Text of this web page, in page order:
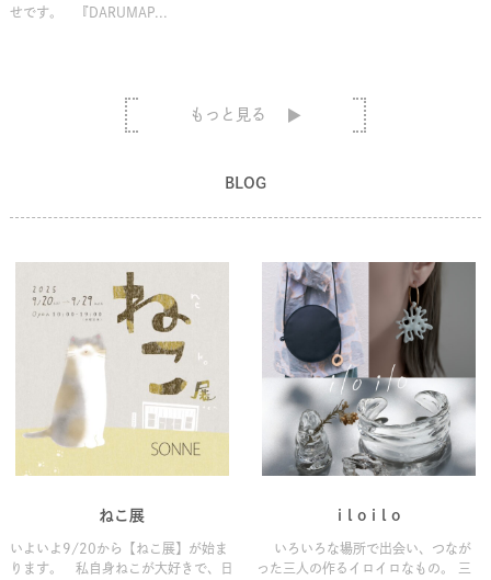
せです。 『DARUMAP...
もっと見る
BLOG
ねこ展
いよいよ9/20から【ねこ展】が始ま
ります。 私自身ねこが大好きで、日
i l o i l o
いろいろな場所で出会い、つなが
った三人の作るイロイロなもの。 三